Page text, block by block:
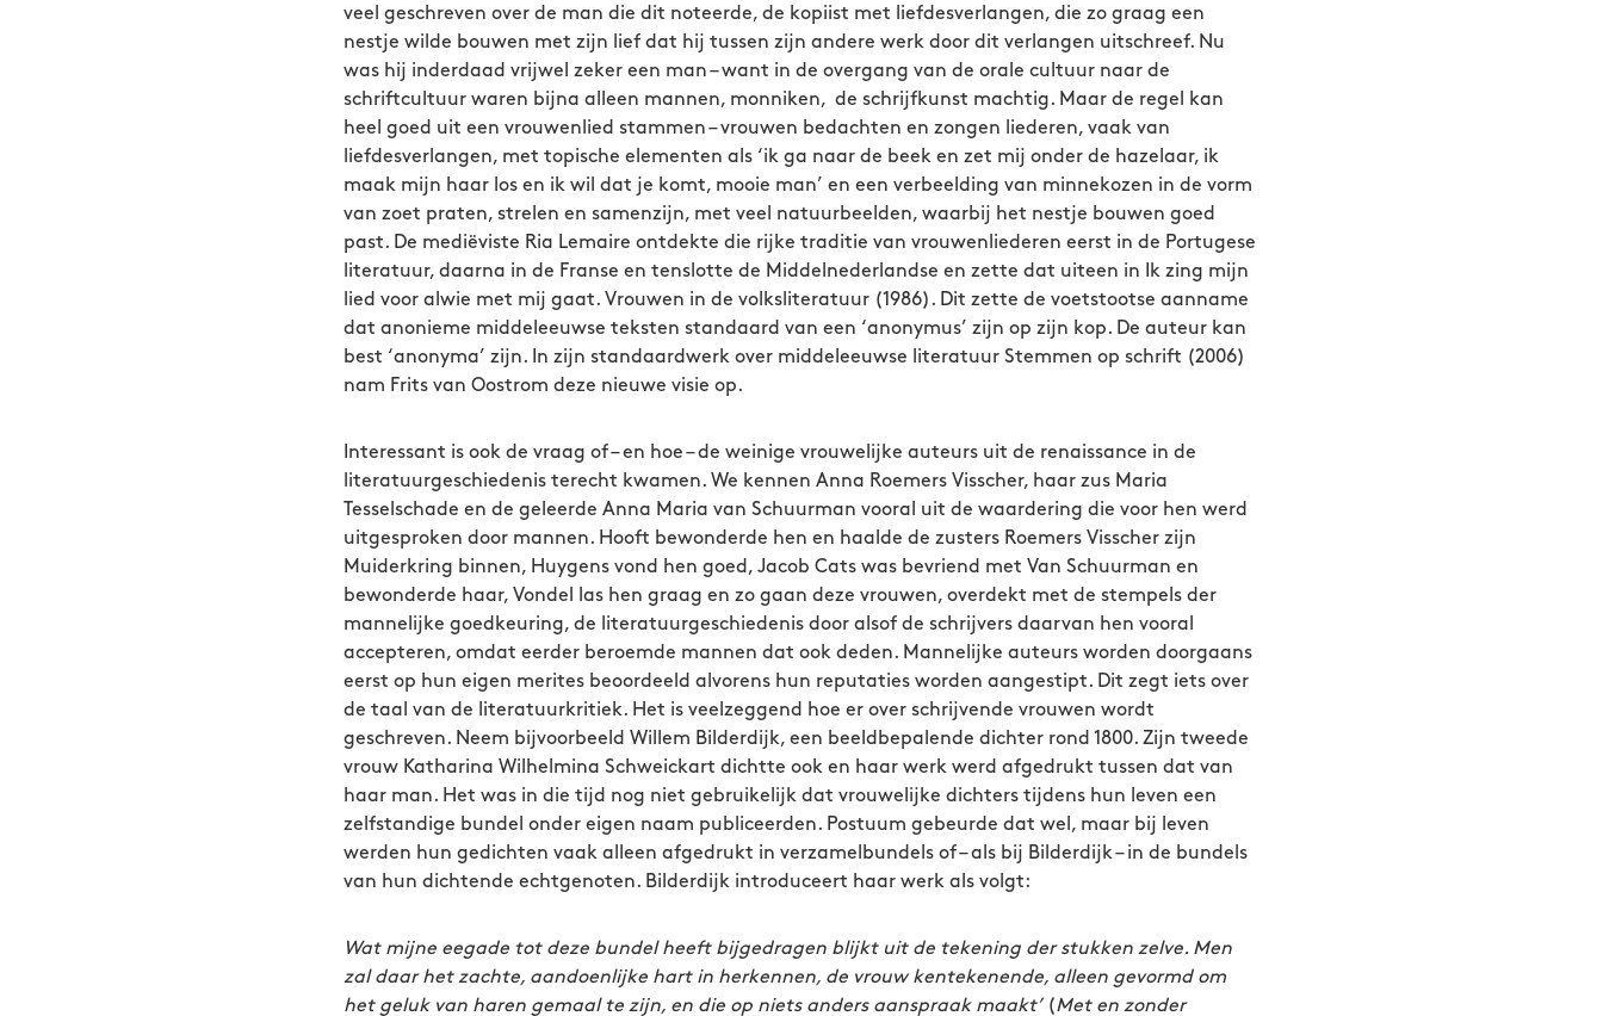
veel geschreven over de man die dit noteerde, de kopiist met liefdesverlangen, die zo graag een
nestje wilde bouwen met zijn lief dat hij tussen zijn andere werk door dit verlangen uitschreef. Nu
was hij inderdaad vrijwel zeker een man – want in de overgang van de orale cultuur naar de
schriftcultuur waren bijna alleen mannen, monniken, de schrijfkunst machtig. Maar de regel kan
heel goed uit een vrouwenlied stammen – vrouwen bedachten en zongen liederen, vaak van
liefdesverlangen, met topische elementen als ‘ik ga naar de beek en zet mij onder de hazelaar, ik
maak mijn haar los en ik wil dat je komt, mooie man’ en een verbeelding van minnekozen in de vorm
van zoet praten, strelen en samenzijn, met veel natuurbeelden, waarbij het nestje bouwen goed
past. De mediëviste Ria Lemaire ontdekte die rijke traditie van vrouwenliederen eerst in de Portugese
literatuur, daarna in de Franse en tenslotte de Middelnederlandse en zette dat uiteen in Ik zing mijn
lied voor alwie met mij gaat. Vrouwen in de volksliteratuur (1986). Dit zette de voetstootse aanname
dat anonieme middeleeuwse teksten standaard van een ‘anonymus’ zijn op zijn kop. De auteur kan
best ‘anonyma’ zijn. In zijn standaardwerk over middeleeuwse literatuur Stemmen op schrift (2006)
nam Frits van Oostrom deze nieuwe visie op.
Interessant is ook de vraag of – en hoe – de weinige vrouwelijke auteurs uit de renaissance in de
literatuurgeschiedenis terecht kwamen. We kennen Anna Roemers Visscher, haar zus Maria
Tesselschade en de geleerde Anna Maria van Schuurman vooral uit de waardering die voor hen werd
uitgesproken door mannen. Hooft bewonderde hen en haalde de zusters Roemers Visscher zijn
Muiderkring binnen, Huygens vond hen goed, Jacob Cats was bevriend met Van Schuurman en
bewonderde haar, Vondel las hen graag en zo gaan deze vrouwen, overdekt met de stempels der
mannelijke goedkeuring, de literatuurgeschiedenis door alsof de schrijvers daarvan hen vooral
accepteren, omdat eerder beroemde mannen dat ook deden. Mannelijke auteurs worden doorgaans
eerst op hun eigen merites beoordeeld alvorens hun reputaties worden aangestipt. Dit zegt iets over
de taal van de literatuurkritiek. Het is veelzeggend hoe er over schrijvende vrouwen wordt
geschreven. Neem bijvoorbeeld Willem Bilderdijk, een beeldbepalende dichter rond 1800. Zijn tweede
vrouw Katharina Wilhelmina Schweickart dichtte ook en haar werk werd afgedrukt tussen dat van
haar man. Het was in die tijd nog niet gebruikelijk dat vrouwelijke dichters tijdens hun leven een
zelfstandige bundel onder eigen naam publiceerden. Postuum gebeurde dat wel, maar bij leven
werden hun gedichten vaak alleen afgedrukt in verzamelbundels of – als bij Bilderdijk – in de bundels
van hun dichtende echtgenoten. Bilderdijk introduceert haar werk als volgt:
Wat mijne eegade tot deze bundel heeft bijgedragen blijkt uit de tekening der stukken zelve. Men
zal daar het zachte, aandoenlijke hart in herkennen, de vrouw kentekenende, alleen gevormd om
het geluk van haren gemaal te zijn, en die op niets anders aanspraak maakt’(Met en zonder